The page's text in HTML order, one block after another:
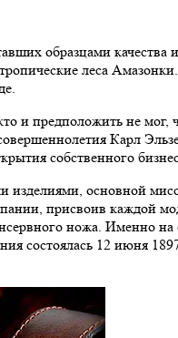
образцами
леса
и предположить не
Карл
собственного
основной
присвоив
ножа. Именно
состоялась 12 июня